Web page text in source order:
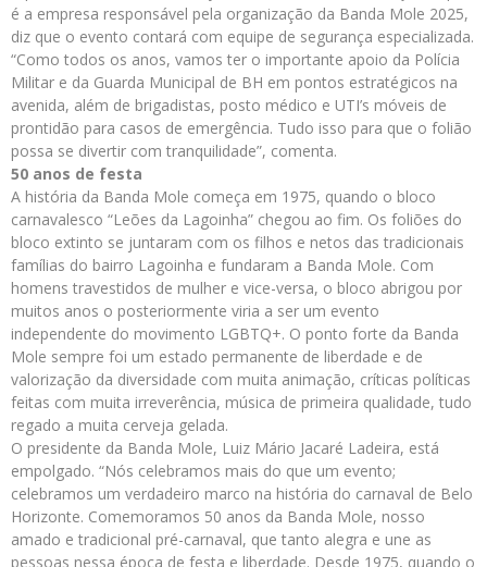
é a empresa responsável pela organização da Banda Mole 2025,
diz que o evento contará com equipe de segurança especializada.
“Como todos os anos, vamos ter o importante apoio da Polícia
Militar e da Guarda Municipal de BH em pontos estratégicos na
avenida, além de brigadistas, posto médico e UTI’s móveis de
prontidão para casos de emergência. Tudo isso para que o folião
possa se divertir com tranquilidade”, comenta.
50 anos de festa
A história da Banda Mole começa em 1975, quando o bloco
carnavalesco “Leões da Lagoinha” chegou ao fim. Os foliões do
bloco extinto se juntaram com os filhos e netos das tradicionais
famílias do bairro Lagoinha e fundaram a Banda Mole. Com
homens travestidos de mulher e vice-versa, o bloco abrigou por
muitos anos o posteriormente viria a ser um evento
independente do movimento LGBTQ+. O ponto forte da Banda
Mole sempre foi um estado permanente de liberdade e de
valorização da diversidade com muita animação, críticas políticas
feitas com muita irreverência, música de primeira qualidade, tudo
regado a muita cerveja gelada.
O presidente da Banda Mole, Luiz Mário Jacaré Ladeira, está
empolgado. “Nós celebramos mais do que um evento;
celebramos um verdadeiro marco na história do carnaval de Belo
Horizonte. Comemoramos 50 anos da Banda Mole, nosso
amado e tradicional pré-carnaval, que tanto alegra e une as
pessoas nessa época de festa e liberdade. Desde 1975, quando o